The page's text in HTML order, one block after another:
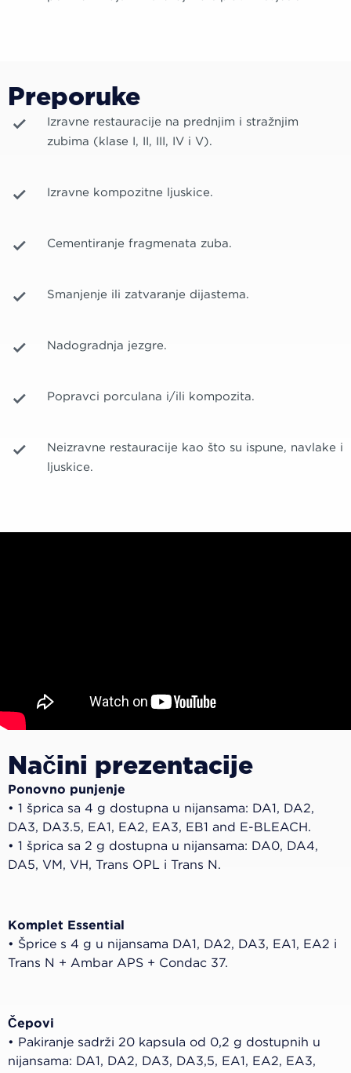
Preporuke
Izravne restauracije na prednjim i stražnjim
zubima (klase I, II, III, IV i V).
Izravne kompozitne ljuskice.
Cementiranje fragmenata zuba.
Smanjenje ili zatvaranje dijastema.
Nadogradnja jezgre.
Popravci porculana i/ili kompozita.
Neizravne restauracije kao što su ispune, navlake i
ljuskice.
Načini prezentacije
Ponovno punjenje
• 1 šprica sa 4 g dostupna u nijansama: DA1, DA2,
DA3, DA3.5, EA1, EA2, EA3, EB1 and E-BLEACH.
• 1 šprica sa 2 g dostupna u nijansama: DA0, DA4,
DA5, VM, VH, Trans OPL i Trans N.
Komplet Essential
• Šprice s 4 g u nijansama DA1, DA2, DA3, EA1, EA2 i
Trans N + Ambar APS + Condac 37.
Čepovi
• Pakiranje sadrži 20 kapsula od 0,2 g dostupnih u
nijansama: DA1, DA2, DA3, DA3,5, EA1, EA2, EA3,